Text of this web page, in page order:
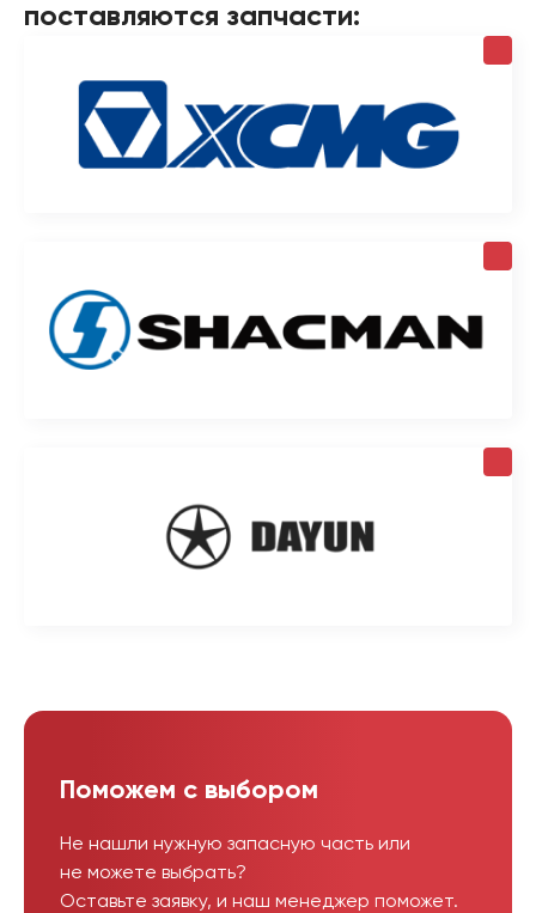
поставляются запчасти:
Поможем с выбором
Не нашли нужную запасную часть или
не можете выбрать?
Оставьте заявку, и наш менеджер поможет.